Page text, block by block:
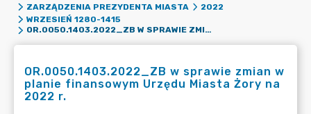
ZARZĄDZENIA PREZYDENTA MIASTA
2022
WRZESIEŃ 1280-1415
OR.0050.1403.2022_ZB W SPRAWIE ZMIAN W PLANIE FINANSOWYM URZĘDU MIASTA ŻORY NA 2022 R.
OR.0050.1403.2022_ZB w sprawie zmian w
planie finansowym Urzędu Miasta Żory na
2022 r.